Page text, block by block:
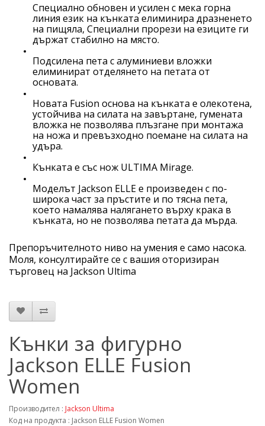
Специално обновен и усилен с мека горна
линия език на кънката елиминира дразненето
на пищяла, Специални прорези на езиците ги
държат стабилно на място.
Подсилена пета с алуминиеви вложки
елиминират отделянето на петата от
основата.
Новата Fusion основа на кънката е олекотена,
устойчива на силата на завъртане, гумената
вложка не позволява плъзгане при монтажа
на ножа и превъзходно поемане на силата на
удъра.
Кънката е със нож ULTIMA Mirage.
Моделът Jackson ELLEе произведен с по-
широка част за пръстите и по тясна пета,
което намалява налягането върху крака в
кънката, но не позволява петата да мърда.
Препоръчителното ниво на умения е само насока.
Моля, консултирайте се с вашия оторизиран
търговец на Jackson Ultima
Кънки за фигурно
Jackson ELLE Fusion
Women
Производител : Jackson Ultima
Код на продукта : Jackson ELLE Fusion Women